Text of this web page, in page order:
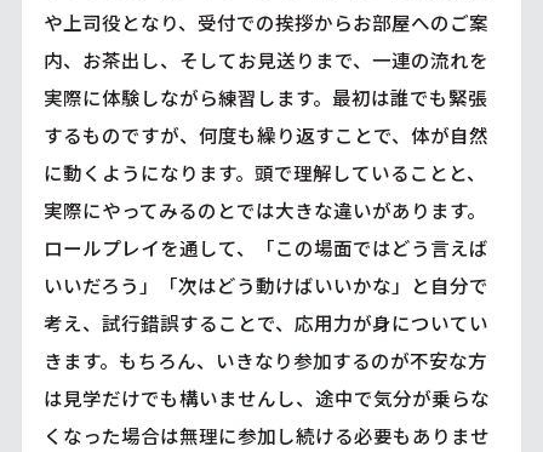
や上司役となり、受付での挨拶からお部屋へのご案
内、お茶出し、そしてお見送りまで、一連の流れを
実際に体験しながら練習します。最初は誰でも緊張
するものですが、何度も繰り返すことで、体が自然
に動くようになります。頭で理解していることと、
実際にやってみるのとでは大きな違いがあります。
ロールプレイを通して、「この場面ではどう言えば
いいだろう」「次はどう動けばいいかな」と自分で
考え、試行錯誤することで、応用力が身についてい
きます。もちろん、いきなり参加するのが不安な方
は見学だけでも構いませんし、途中で気分が乗らな
くなった場合は無理に参加し続ける必要もありませ